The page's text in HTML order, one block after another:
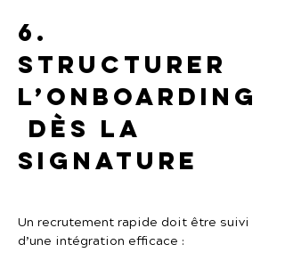
6.
Structurer
l’onboarding
dès la
signature
Un recrutement rapide doit être suivi
d’une intégration efficace :